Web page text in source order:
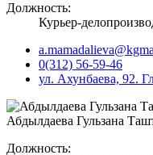
Должность:
Курьер-
0(312) 56-59-46
ул. Ахунбаева, 92.
Абдылдаева Гульзана
Должность: